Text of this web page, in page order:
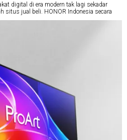
digital di era modern tak lagi sekadar
situs jual beli. HONOR Indonesia secara